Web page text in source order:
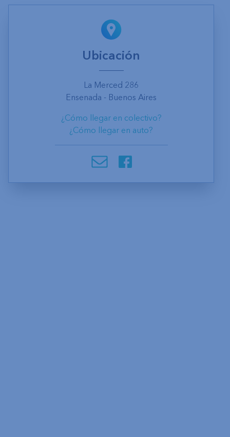
Ubicación
La Merced 286
Ensenada - Buenos Aires
¿Cómo llegar en colectivo?
¿Cómo llegar en auto?